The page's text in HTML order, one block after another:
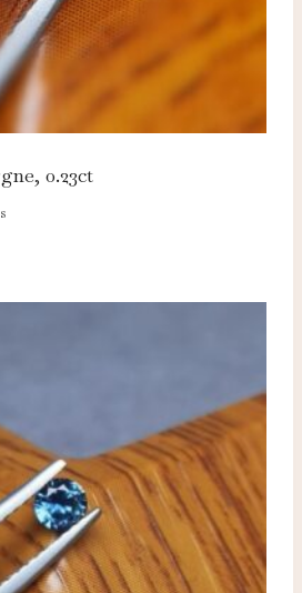
0.23ct
être désactivés.
de mesurer l'audience et
Analytics, Matomo…).
proposer des publicités